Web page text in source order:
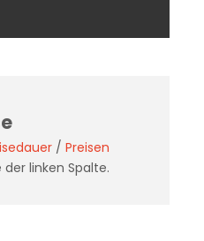
/ Preisen
linken Spalte.
ist daher wichtig,